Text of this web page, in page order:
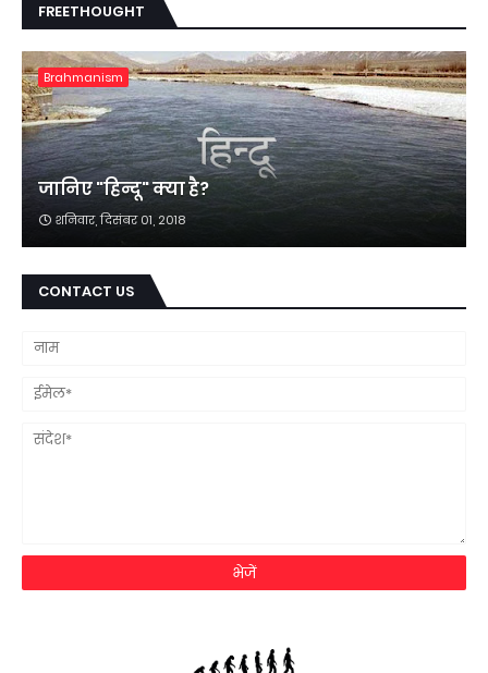
FREETHOUGHT
Brahmanism
जानिए "हिन्दू" क्या है?
शनिवार, दिसंबर 01, 2018
CONTACT US